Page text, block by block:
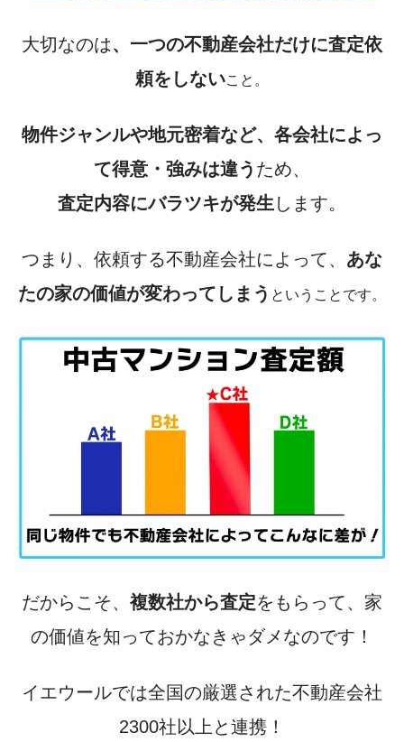
大切なのは、一つの不動産会社だけに査定依
頼をしないこと。
物件ジャンルや地元密着など、各会社によっ
て得意・強みは違う ため、
査定内容にバラツキが発生 します。
つまり、依頼する不動産会社によって、 あな
たの家の価値が変わってしまう ということです。
だからこそ、 複数社から査定をもらって、家
の価値を知っておかなきゃダメなのです！
イエウールでは全国の厳選された不動産会社
2300社以上と連携！